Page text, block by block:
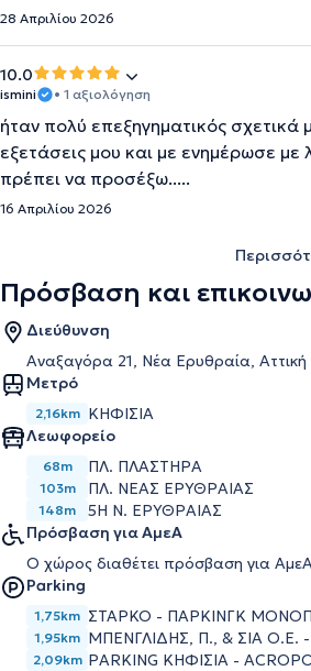
28 Απριλίου 2026
10.0
ismini • 1 αξιολόγηση
ήταν πολύ επεξηγηματικός σχετικά
εξετάσεις μου και με ενημέρωσε με
πρέπει να προσέξω.....
16 Απριλίου 2026
Πρόσβαση και
Διεύθυνση
Αναξαγόρα 21, Νέα Ερυθραία, Αττική
Μετρό
2,16km ΚΗΦΙΣΙΑ
Λεωφορείο
68m ΠΛ. ΠΛΑΣΤΗΡΑ
103m ΠΛ. ΝΕΑΣ ΕΡΥΘΡΑΙΑΣ
148m
5Η Ν. ΕΡΥΘΡΑΙΑΣ
Πρόσβαση για ΑμεΑ
Ο χώρος διαθέτει πρόσβαση για
Parking
1,75km ΣΤΑΡΚΟ - ΠΑΡΚΙΝΓΚ
1,95km ΜΠΕΝΓΛΙΔΗΣ, Π., & ΣΙΑ Ο.Ε. -
2,09km PARKING ΚΗΦΙΣΙΑ -